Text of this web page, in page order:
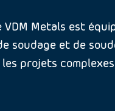
Metals est
soudage et de
projets